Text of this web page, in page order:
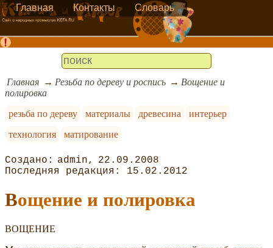
Главная Контакты Словарь
Главная Резьба по дереву и роспись
Вощение и
полировка
резьба по дереву
материалы древесина
интерьер
технология
матирование
admin
22.09.2008
15.02.2012
Вощение и полировка
ВОЩЕНИЕ